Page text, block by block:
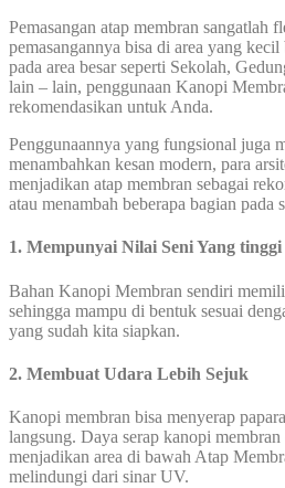
Pemasangan atap membran sangatlah
pemasangannya bisa di area yang
pada area besar seperti Sekolah,
lain – lain, penggunaan Kanopi
rekomendasikan untuk Anda.
Penggunaannya yang fungsional juga
menambahkan kesan modern, para
menjadikan atap membran sebagai
atau menambah beberapa bagian pada
1. Mempunyai Nilai Seni Yang tinggi
Bahan Kanopi Membran sendiri
sehingga mampu di bentuk sesuai
yang sudah kita siapkan.
2. Membuat Udara Lebih Sejuk
Kanopi membran bisa menyerap
langsung. Daya serap kanopi
menjadikan area di bawah Atap
melindungi dari sinar UV.